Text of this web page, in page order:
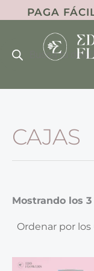
al
contenido
PAGA
CAJAS
Mostrando los